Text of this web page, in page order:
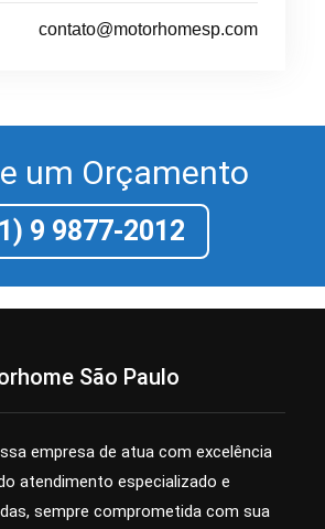
contato@motorhomesp.com
um Orçamento
9 9877-2012
São Paulo
empresa de atua com excelência
atendimento especializado e
sempre comprometida com sua